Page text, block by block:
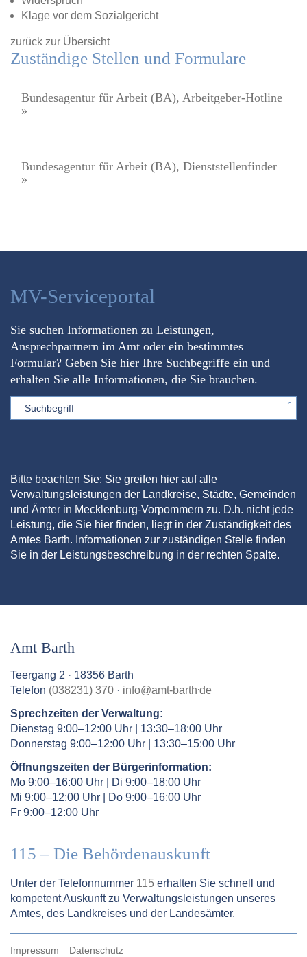
Klage vor dem Sozialgericht
zurück zur Übersicht
Zuständige Stellen und Formulare
Bundesagentur für Arbeit (BA), Arbeitgeber-Hotline
»
Bundesagentur für Arbeit (BA), Dienststellenfinder
»
MV-Serviceportal
Sie suchen Informationen zu Leistungen,
Ansprechpartnern im Amt oder ein bestimmtes
Formular? Geben Sie hier Ihre Suchbegriffe ein und
erhalten Sie alle Informationen, die Sie brauchen.
Sword
Bitte beachten Sie: Sie greifen hier auf alle
Verwaltungsleistungen der Landkreise, Städte, Gemeinden
und Ämter in Mecklenburg-Vorpommern zu. D.h. nicht jede
Leistung, die Sie hier finden, liegt in der Zuständigkeit des
Amtes Barth. Informationen zur zuständigen Stelle finden
Sie in der Leistungsbeschreibung in der rechten Spalte.
Amt Barth
Teergang 2 · 18356 Barth
Telefon (038231) 370 · info@amt-barth.de
Sprechzeiten der Verwaltung:
Dienstag 9:00–12:00 Uhr | 13:30–18:00 Uhr
Donnerstag 9:00–12:00 Uhr | 13:30–15:00 Uhr
Öffnungszeiten der Bürgerinformation:
Mo 9:00–16:00 Uhr | Di 9:00–18:00 Uhr
Mi 9:00–12:00 Uhr | Do 9:00–16:00 Uhr
Fr 9:00–12:00 Uhr
115 – Die Behördenauskunft
Unter der Telefonnummer 115 erhalten Sie schnell und
kompetent Auskunft zu Verwaltungsleistungen unseres
Amtes, des Landkreises und der Landesämter.
Impressum Datenschutz